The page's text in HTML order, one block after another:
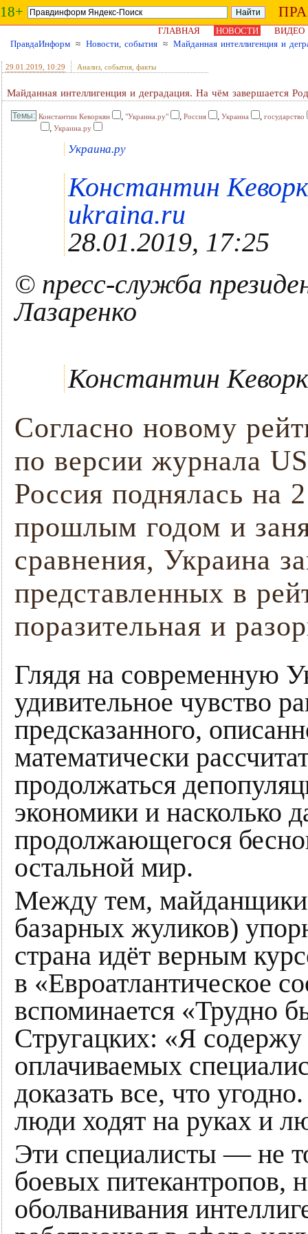
18+
ГЛАВНАЯ НОВОСТИ
ВИДЕО
ПравдаИнформ ≈ Новости, события ≈ Майданная интеллигенция и
29.01.2019 , 10:29 Анализ, события, факты
Майданная интеллигенция и деградация. На чём завершается
Константин Кеворкян , "Украина.ру" , Россия , Украина , государство
, Украина.ру
Украина.ру
Константин
ukraina.ru
28.01.2019, 17:25
© пресс-служба
Лазаренко
Константин
Согласно новому
по версии журнала
Россия поднялась на
прошлым годом и
сравнения, Украина
представленных в
поразительная и
Глядя на современную
удивительное чувство
предсказанного,
математически
продолжаться
экономики и насколько
продолжающегося
остальной мир.
Между тем, майданщики
базарных жуликов)
страна идёт верным
в «Евроатлантическое
вспоминается «Трудно
Стругацких: «Я
оплачиваемых
доказать все, что
люди ходят на руках и
Эти специалисты — не
боевых питекантропов,
оболванивания